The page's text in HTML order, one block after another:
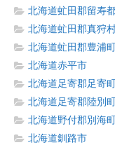
北海道虻田郡留寿
北海道虻田郡真狩
北海道虻田郡豊浦町
北海道赤平市
北海道足寄郡足寄町
北海道足寄郡陸別町
北海道野付郡別海町
北海道釧路市